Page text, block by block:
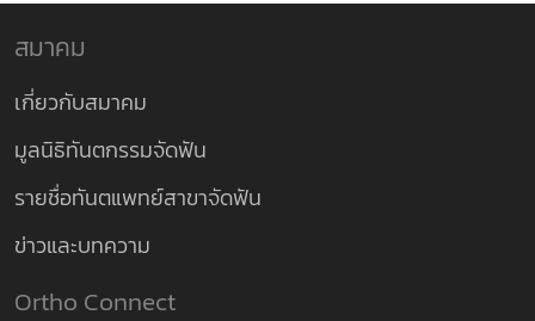
สมาคม
เกี่ยวกับสมาคม
มูลนิธิทันตกรรมจัดฟัน
รายชื่อทันตแพทย์สาขาจัดฟัน
ข่าวและบทความ
Ortho Connect